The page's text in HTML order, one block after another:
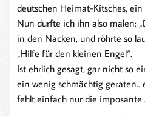
deutschen Heimat-Kitsches, ein
Nun durfte ich ihn also malen:
in den Nacken, und röhrte so
„Hilfe für den kleinen Engel“.
Ist ehrlich gesagt, gar nicht so
ein wenig schmächtig geraten..
fehlt einfach nur die imposante